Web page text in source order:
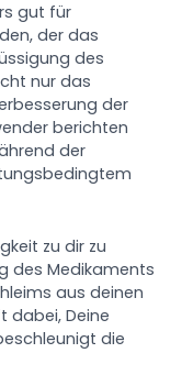
gut für
der das
des
nur das
der
berichten
der
zu dir zu
des Medikaments
aus deinen
dabei, Deine
die